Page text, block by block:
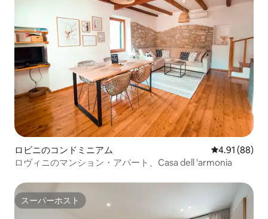
ロビニのコンドミニアム レビュー88
4.91 (88)
ロヴィニのマンション・アパート、Casa dell 'armonia
スーパーホスト
スーパーホスト